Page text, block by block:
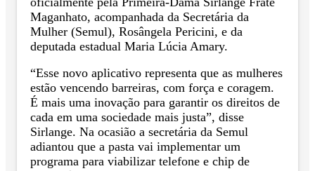
Maganhato, acompanhada da Secretária da
Mulher (Semul), Rosângela Pericini, e da
deputada estadual Maria Lúcia Amary.
“Esse novo aplicativo representa que as mulheres
estão vencendo barreiras, com força e coragem.
É mais uma inovação para garantir os direitos de
cada em uma sociedade mais justa”, disse
Sirlange. Na ocasião a secretária da Semul
adiantou que a pasta vai implementar um
programa para viabilizar telefone e chip de